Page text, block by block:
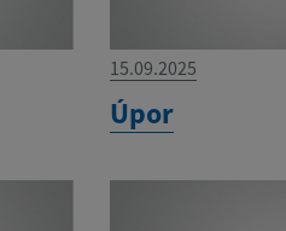
15.09.2025
Úpor